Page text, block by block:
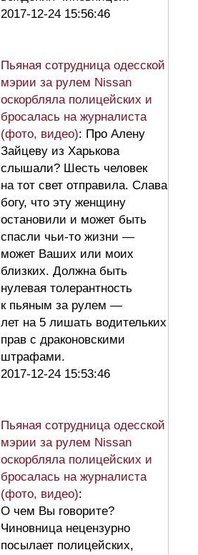
2017-12-24 15:56:46
Пьяная сотрудница одесской
мэрии за рулем Nissan
оскорбляла полицейских и
бросалась на журналиста
(фото, видео): Про Алену
Зайцеву из Харькова
слышали? Шесть человек
на тот свет отправила. Слава
богу, что эту женщину
остановили и может быть
спасли чьи-то жизни —
может Ваших или моих
близких. Должна быть
нулевая толерантность
к пьяным за рулем —
лет на 5 лишать водительких
прав с драконовскими
штрафами.
2017-12-24 15:53:46
Пьяная сотрудница одесской
мэрии за рулем Nissan
оскорбляла полицейских и
бросалась на журналиста
(фото, видео):
О чем Вы говорите?
Чиновница нецензурно
посылает полицейских,